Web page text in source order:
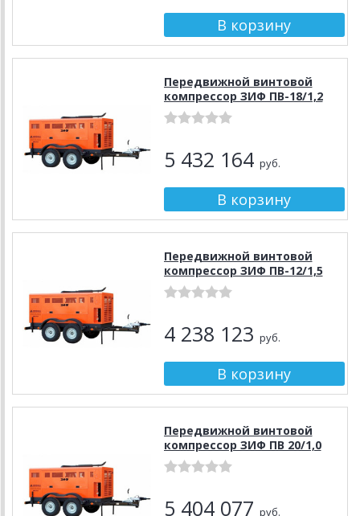
Передвижной винтовой
компрессор ЗИФ ПВ-18/1,2
5 432 164 руб.
Передвижной винтовой
компрессор ЗИФ ПВ-12/1,5
4 238 123 руб.
Передвижной винтовой
компрессор ЗИФ ПВ 20/1,0
5 404 077 руб.